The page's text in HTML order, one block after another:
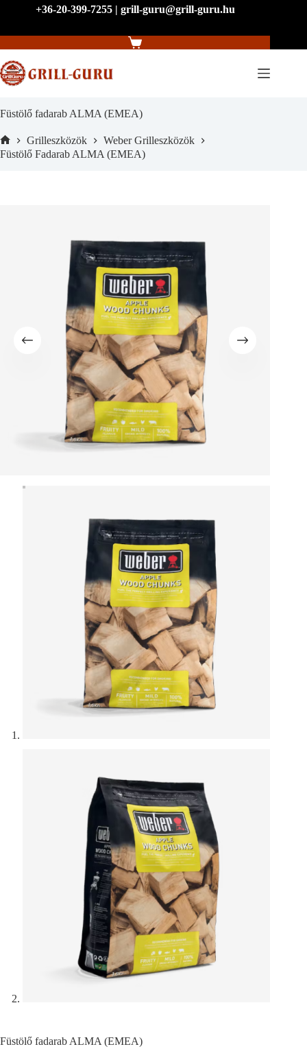
+36-20-399-7255 | grill-guru@grill-guru.hu
Shopping
Füstölő fadarab ALMA (EMEA)
Home
Grilleszközök
Weber Grilleszközök
Füstölő Fadarab ALMA (EMEA)
Füstölő fadarab ALMA (EMEA)